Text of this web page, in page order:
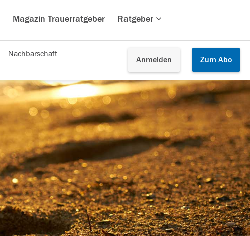
Magazin Trauerratgeber Ratgeber
Anmelden Zum Abo
Nachbarschaft